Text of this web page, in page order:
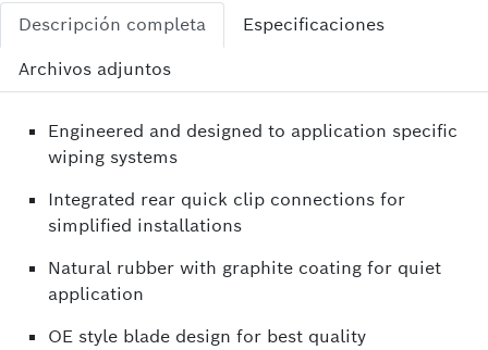
Descripción completa
Especificaciones
Archivos adjuntos
Engineered and designed to application specific
wiping systems
Integrated rear quick clip connections for
simplified installations
Natural rubber with graphite coating for quiet
application
OE style blade design for best quality